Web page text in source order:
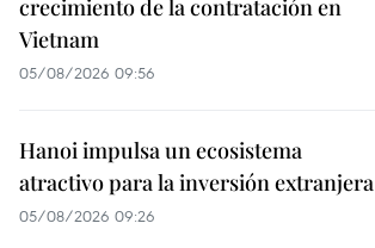
crecimiento de la contratación en
Vietnam
05/08/2026 09:56
Hanoi impulsa un ecosistema
atractivo para la inversión extranjera
05/08/2026 09:26